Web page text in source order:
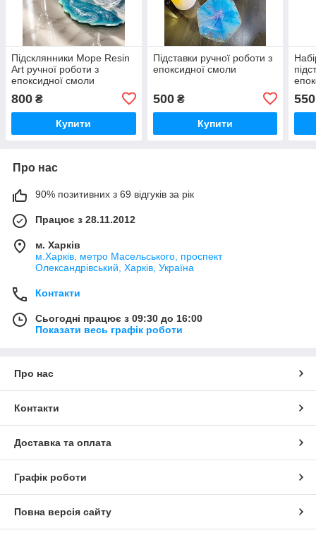
Підсклянники Море Resin
Art ручної роботи з
епоксидної смоли
800 ₴
Купити
Підставки ручної роботи з
епоксидної смоли
500₴
Купити
550
Про нас
90% позитивних з 69 відгуків за рік
Працює з 28.11.2012
м. Харків
м.Харків, метро Масельського, проспект
Олександрівський, Харків, Україна
Контакти
Сьогодні працює з 09:30 до 16:00
Показати весь графік роботи
Про нас
Контакти
Доставка та оплата
Графік роботи
Повна версія сайту